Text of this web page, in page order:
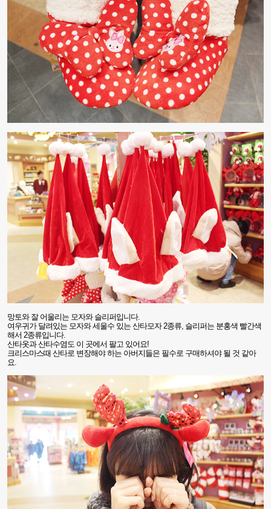
망토와 잘 어울리는 모자와 슬리퍼입니다.
여우귀가 달려있는 모자와 세울수 있는 산타모자2종류 슬리퍼는 분홍색 빨간색
해서 2종류입니다.
산타옷과 산타수염도 이 곳에서 팔고 있어요!
크리스마스때 산타로 변장해야 하는 아버지들은 필수로 구매하셔야 될 것 같아
요